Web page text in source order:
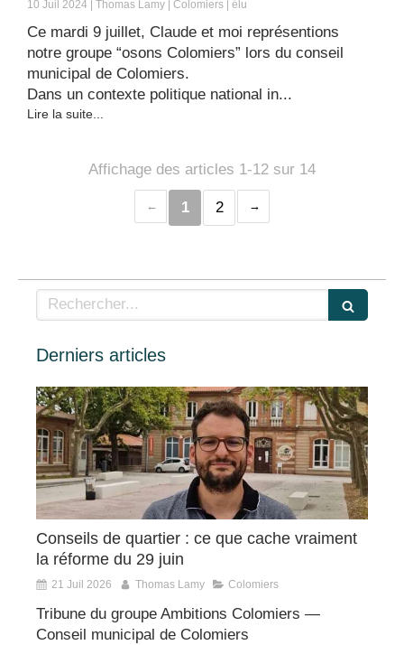
10 Juil 2024 Thomas Lamy Colomiers élu
Ce mardi 9 juillet, Claude et moi représentions
notre groupe “osons Colomiers” lors du conseil
municipal de Colomiers.
Dans un contexte politique national in...
Lire la suite...
Affichage des articles 1-12 sur 14
1 2
Rechercher
Derniers articles
Conseils de quartier : ce que cache vraiment
la réforme du 29 juin
21 Juil 2026 Thomas Lamy Colomiers
Tribune du groupe Ambitions Colomiers —
Conseil municipal de Colomiers